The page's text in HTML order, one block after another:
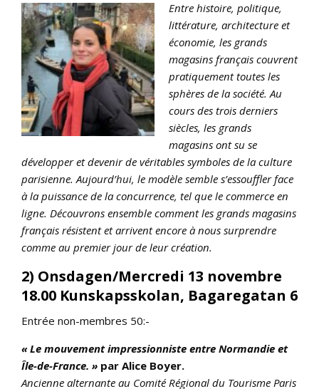
Entre histoire, politique,
littérature, architecture et
économie, les grands
magasins français couvrent
pratiquement toutes les
sphères de la société. Au
cours des trois derniers
siècles, les grands
magasins ont su se
développer et devenir de véritables symboles de la culture
parisienne. Aujourd’hui, le modèle semble s’essouffler face
à la puissance de la concurrence, tel que le commerce en
ligne. Découvrons ensemble comment les grands magasins
français résistent et arrivent encore à nous surprendre
comme au premier jour de leur création.
2) Onsdagen/Mercredi 13 novembre
18.00 Kunskapsskolan, Bagaregatan 6
Entrée non-membres 50:-
« Le mouvement impressionniste entre Normandie et
Île-de-France. » par Alice Boyer.
Ancienne alternante au Comité Régional du Tourisme Paris